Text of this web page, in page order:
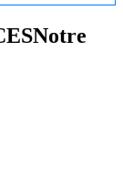
Notre